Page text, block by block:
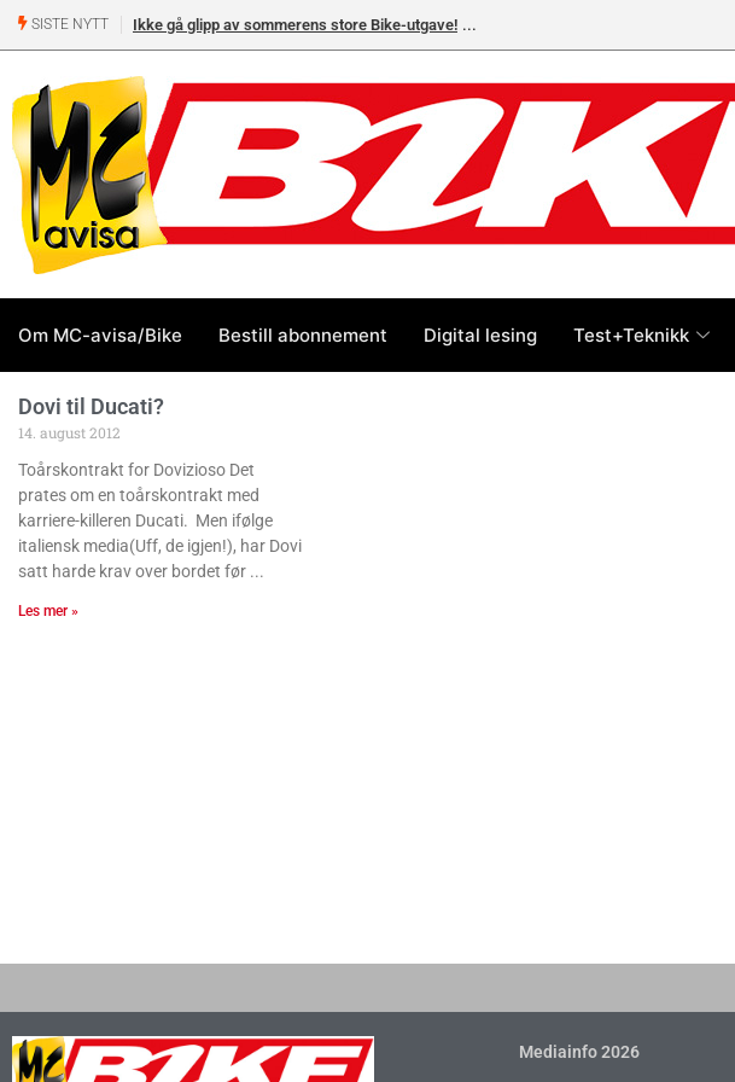
SISTE NYTT Ikke gå glipp av sommerens store Bike-utgave!
Om MC-avisa/Bike Bestill abonnement Digital lesing Test+Teknikk
Dovi til Ducati?
14. august 2012
Toårskontrakt for Dovizioso Det
prates om en toårskontrakt med
karriere-killeren Ducati. Men ifølge
italiensk media(Uff, de igjen!), har Dovi
satt harde krav over bordet før
Les mer »
Mediainfo 2026